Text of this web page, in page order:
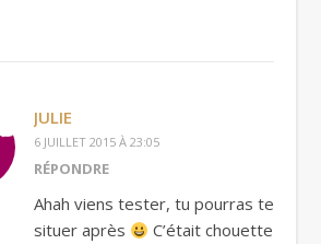
JULIE
6 JUILLET 2015 À 23:05
RÉPONDRE
Ahah viens tester, tu pourras te
situer après
C’était chouette